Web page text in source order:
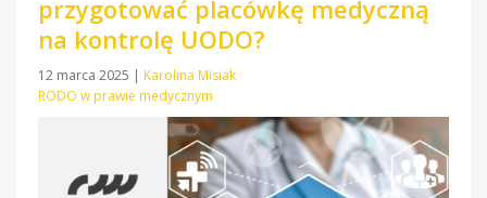
przygotować placówkę medyczną
na kontrolę UODO?
12 marca 2025 | Karolina Misiak
RODO w prawie medycznym